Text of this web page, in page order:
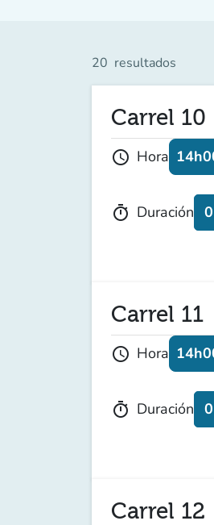
20 resultados
Carrel 10
schedule Hora
timer Duración
Carrel 11
schedule Hora
timer Duración
Carrel 12